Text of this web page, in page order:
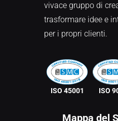
vivace gruppo di
trasformare idee e
per i propri clienti.
ISO 45001 ISO
Mappa del